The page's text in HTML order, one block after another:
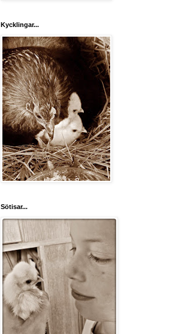
Kycklingar...
Sötisar...